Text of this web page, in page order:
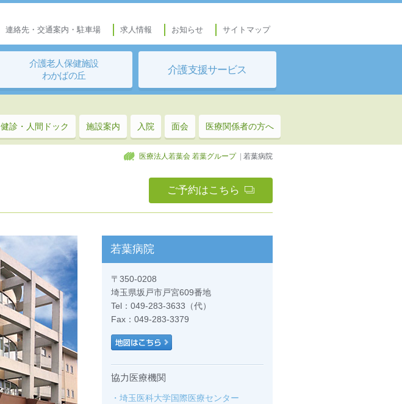
連絡先・交通案内・駐車場 求人情報 お知らせ サイトマップ
介護老人保健施設
わかばの丘
介護支援サービス
健診・人間ドック 施設案内 入院 面会 医療関係者の方へ
医療法人若葉会 若葉グループ | 若葉病院
ご予約はこちら
若葉病院
〒350-0208
埼玉県坂戸市戸宮609番地
Tel：049-283-3633（代）
Fax：049-283-3379
協力医療機関
・埼玉医科大学国際医療センター